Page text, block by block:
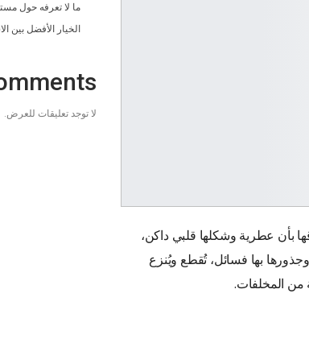
بأن عطرية وشكلها قلبي داكن،
بها فسائل، تُقطع ويُنزع
من المخلفات.
ما لا تعرفه حول
الخيار الأفضل بين
لا توجد تعليقات للعرض.